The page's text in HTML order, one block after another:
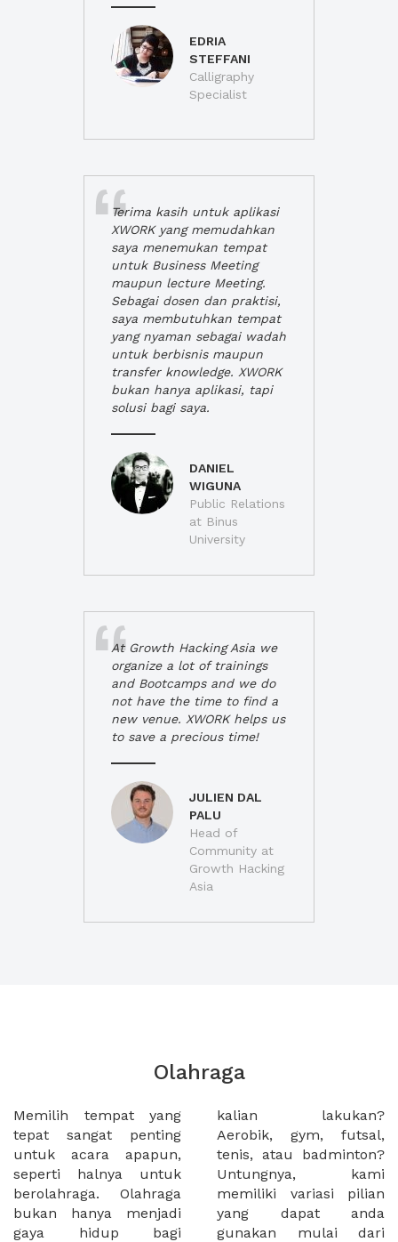
EDRIA
STEFFANI
Calligraphy
Specialist
Terima kasih untuk aplikasi
XWORK yang memudahkan
saya menemukan tempat
untuk Business Meeting
maupun lecture Meeting.
Sebagai dosen dan praktisi,
saya membutuhkan tempat
yang nyaman sebagai wadah
untuk berbisnis maupun
transfer knowledge. XWORK
bukan hanya aplikasi, tapi
solusi bagi saya.
DANIEL
WIGUNA
Public Relations
at Binus
University
At Growth Hacking Asia we
organize a lot of trainings
and Bootcamps and we do
not have the time to find a
new venue. XWORK helps us
to save a precious time!
JULIEN DAL
PALU
Head of
Community at
Growth Hacking
Asia
Olahraga
Memilih tempat yang
tepat sangat penting
untuk acara apapun,
seperti halnya untuk
berolahraga. Olahraga
bukan hanya menjadi
gaya hidup bagi
kalian lakukan?
Aerobik, gym, futsal,
tenis, atau badminton?
Untungnya, kami
memiliki variasi pilian
yang dapat anda
gunakan mulai dari